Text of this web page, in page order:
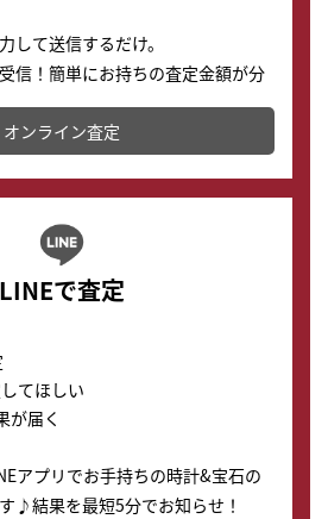
して送信するだけ。
信！簡単にお持ちの査定金額が分
オンライン査定
LINEで査定
てほしい
が届く
アプリでお手持ちの時計&宝石の
♪結果を最短5分でお知らせ！